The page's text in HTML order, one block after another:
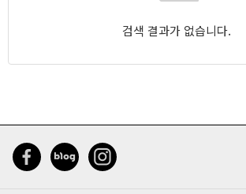
검색 결과가 없습니다.